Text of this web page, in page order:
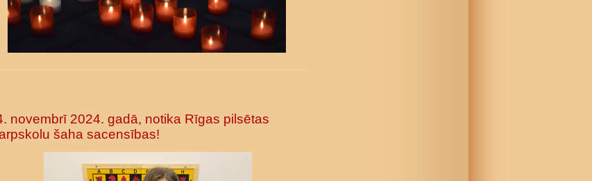
novembrī 2024. gadā, notika Rīgas pilsētas
šaha sacensības!